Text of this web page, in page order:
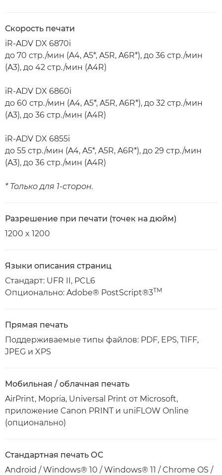
Скорость печати
iR-ADV DX 6870i
до 70 стр./мин (A4, A5*, A5R, A6R*), до 36 стр./мин
(A3), до 42 стр./мин (A4R)
iR-ADV DX 6860i
до 60 стр./мин (A4, A5*, A5R, A6R*), до 32 стр./мин
(A3), до 36 стр./мин (A4R)
iR-ADV DX 6855i
до 55 стр./мин (A4, A5*, A5R, A6R*), до 29 стр./мин
(A3), до 36 стр./мин (A4R)
* Только для 1-сторон.
Разрешение при печати (точек на дюйм)
1200 x 1200
Языки описания страниц
Стандарт: UFR II, PCL6
Опционально: Adobe® PostScript®3TM
Прямая печать
Поддерживаемые типы файлов: PDF, EPS, TIFF,
JPEG и XPS
Мобильная / облачная печать
AirPrint, Mopria, Universal Print от Microsoft,
приложение Canon PRINT и uniFLOW Online
(опционально)
Стандартная печать ОС
Android / Windows® 10 / Windows® 11 / Chrome OS /